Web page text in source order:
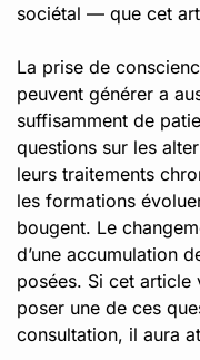
sociétal — que cet
La prise de
peuvent générer a
suffisamment de
questions sur les
leurs traitements
les formations
bougent. Le
d’une accumulation
posées. Si cet
poser une de ces
consultation, il aura